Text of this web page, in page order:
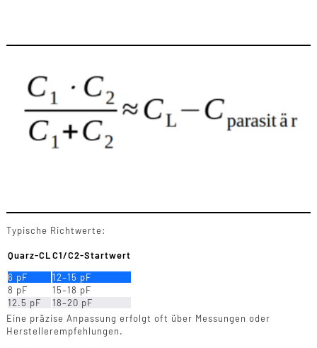
Typische Richtwerte:
Quarz-CLC1/C2-Startwert
6 pF
12–15 pF
8 pF
15–18 pF
12.5 pF
18–20 pF
Eine präzise Anpassung erfolgt oft über Messungen oder
Herstellerempfehlungen.